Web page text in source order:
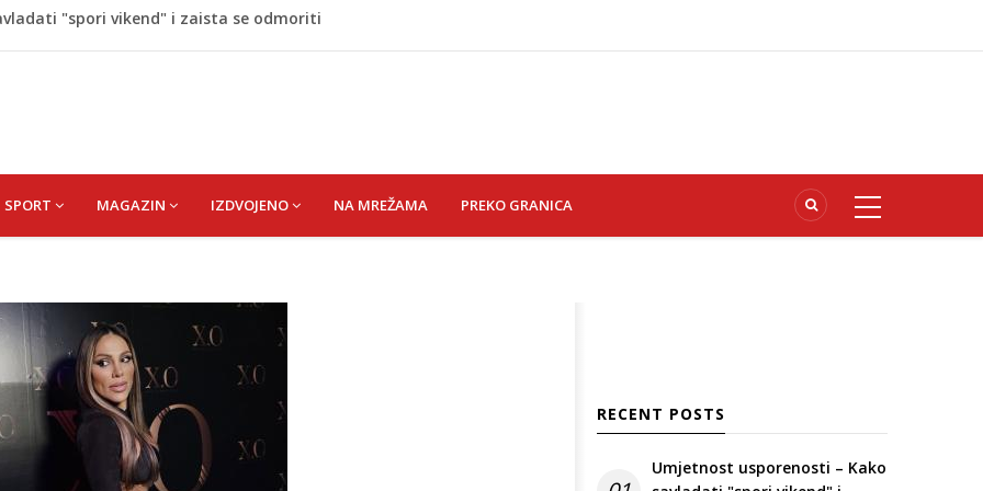
policajca i oštetio vrata
Honda Civic dobila odlične ocjene
SPORT MAGAZIN IZDVOJENO NA MREŽAMA PREKO GRANICA
RECENT POSTS
Umjetnost usporenosti – Kako